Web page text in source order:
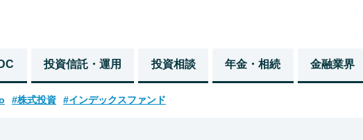
投資信託・運用 投資相談 年金・相続 金融業界
#株式投資 #インデックスファンド